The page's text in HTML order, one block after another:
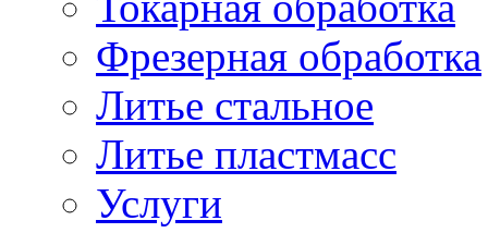
Фрезерная обработка
Литье стальное
Литье пластмасс
Услуги